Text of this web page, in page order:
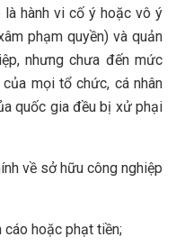
là hành vi cố ý hoặc vô ý
phạm quyền) và quản
nhưng chưa đến mức
mọi tổ chức, cá nhân
quốc gia đều bị xử phại
về sở hữu công nghiệp
cáo hoặc phạt tiền;